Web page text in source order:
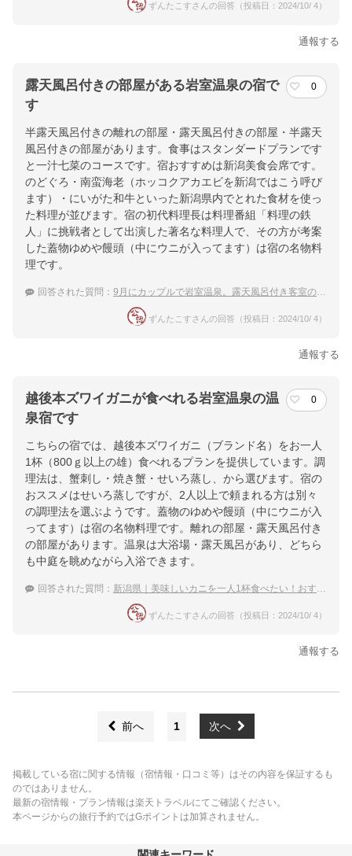
ずんたこすさんの回答（投稿日：2024/10/ 4）
通報する
露天風呂付きの部屋がある岩室温泉の宿で
す
0
半露天風呂付きの離れの部屋・露天風呂付きの部屋・半露天
風呂付きの部屋があります。食事はスタンダードプランです
と一汁七菜のコースです。宿おすすめは新潟美食会席です。
のどぐろ・南蛮海老（ホッコクアカエビを新潟ではこう呼び
ます）・にいがた和牛といった新潟県内でとれた食材を使っ
た料理が並びます。宿の初代料理長は料理番組「料理の鉄
人」に挑戦者として出演した著名な料理人で、その方が考案
した蓋物ゆめや饅頭（中にウニが入ってます）は宿の名物料
理です。
回答された質問： 9月にカップルで岩室温泉。露天風呂付き客室の宿でゆっくり日本酒を楽しみたい
ずんたこすさんの回答（投稿日：2024/10/ 4）
通報する
越後本ズワイガニが食べれる岩室温泉の温
泉宿です
0
こちらの宿では、越後本ズワイガニ（ブランド名）をお一人
1杯（800ｇ以上の雄）食べれるプランを提供しています。調
理法は、蟹刺し・焼き蟹・せいろ蒸し、から選びます。宿の
おススメはせいろ蒸しですが、2人以上で頼まれる方は別々
の調理法を選ぶようです。蓋物のゆめや饅頭（中にウニが入
ってます）は宿の名物料理です。離れの部屋・露天風呂付き
の部屋があります。温泉は大浴場・露天風呂があり、どちら
も中庭を眺めながら入浴できます。
回答された質問： 新潟県｜美味しいカニを一人1杯食べたい！おすすめの宿は？
ずんたこすさんの回答（投稿日：2024/10/ 4）
通報する
前へ 1 次へ
掲載している宿に関する情報（宿情報・口コミ等）はその内容を保証するも
のではありません。
最新の宿情報・プラン情報は楽天トラベルにてご確認ください。
本ページからの旅行予約ではGポイントは加算されません。